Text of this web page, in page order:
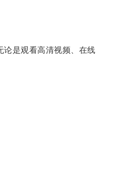
是观看高清视频、在线